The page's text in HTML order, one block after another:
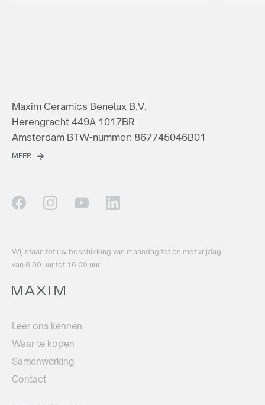
Maxim Ceramics Benelux B.V.
Herengracht 449A 1017BR
Amsterdam BTW-nummer: 867745046B01
MEER
Wij staan ​​tot uw beschikking van maandag tot en met vrijdag
van 8.00 uur tot 16.00 uur
Leer ons kennen
Waar te kopen
Samenwerking
Contact